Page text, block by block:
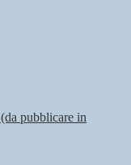
pubblicare in